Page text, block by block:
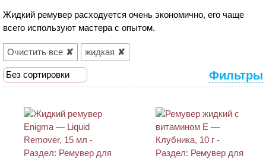
Жидкий ремувер расходуется очень экономично, его чаще
всего используют мастера с опытом.
Очистить все жидкая
Без сортировки Фильтры